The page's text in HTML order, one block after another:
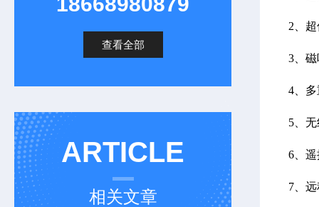
查看全部
ARTICLE
相关文章
2、
3、
4、
5、
6、
7、